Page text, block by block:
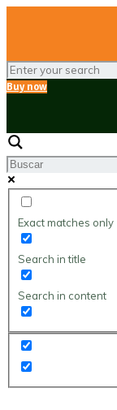
Buy now
Exact matches only
Search in title
Search in content
▼